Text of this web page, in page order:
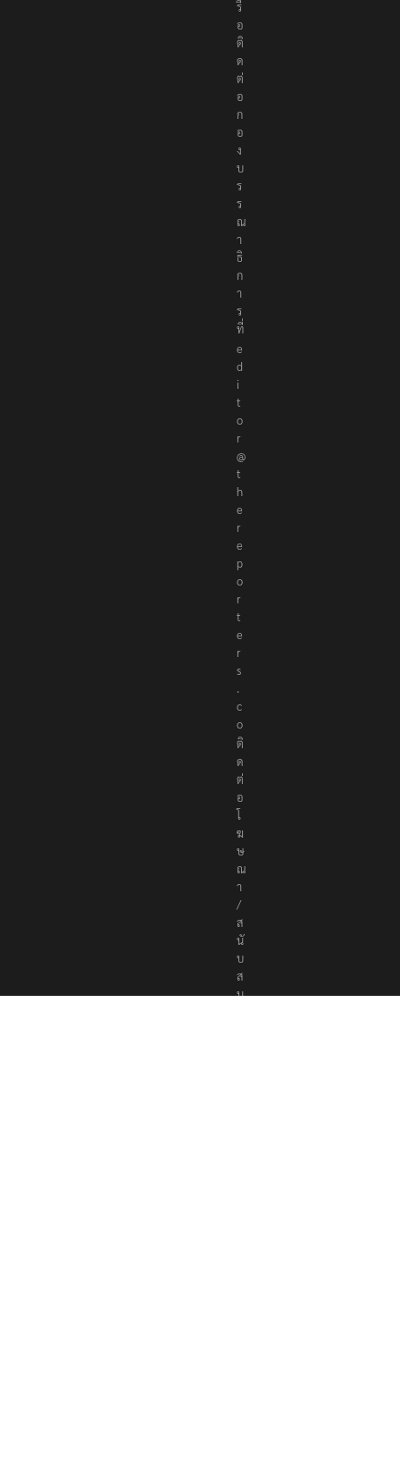
ว
ห
รื
อ
ติ
ด
ต่
อ
ก
อ
ง
บ
ร
ร
ณ
า
ธิ
ก
า
ร
ที่
e
d
i
t
o
r
@
t
h
e
r
e
p
o
r
t
e
r
s
.
c
o
ติ
ด
ต่
อ
โ
ฆ
ษ
ณ
า
/
ส
นั
บ